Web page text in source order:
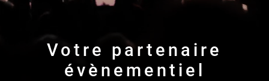
Votre partenaire
évènementiel